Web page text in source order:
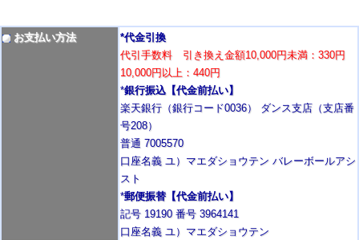
お支払い方法
*代金引換
代引手数料 引き換え金額10,000円未満：330円
10,000円以上：440円
*銀行振込【代金前払い】
楽天銀行（銀行コード0036） ダンス支店（支店番
号208）
普通 7005570
口座名義 ユ）マエダショウテン バレーボールアシ
スト
*郵便振替【代金前払い】
記号 19190 番号 3964141
口座名義 ユ）マエダショウテン